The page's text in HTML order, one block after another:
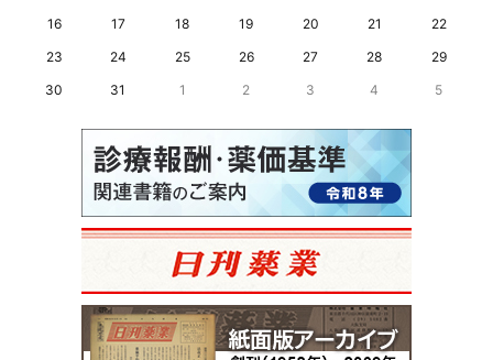
16
17 18 19 20 21
22
23
24 25 26 27 28
29
30
31 1 2 3 4 5